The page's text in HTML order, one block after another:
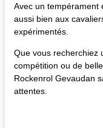
Avec un tempérament
aussi bien aux
expérimentés.
Que vous recherchiez
compétition ou de
Rockenrol Gevaudan
attentes.